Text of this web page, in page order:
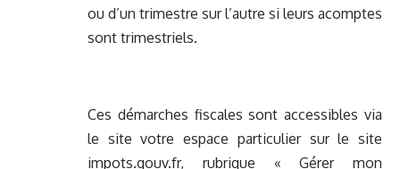
ou d’un trimestre sur l’autre si leurs acomptes
sont trimestriels.
Ces démarches fiscales sont accessibles via
le site votre espace particulier sur le site
impots.gouv.fr, rubrique « Gérer mon